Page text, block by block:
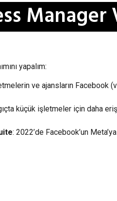
Manager
yapalım:
ve ajansların Facebook
küçük işletmeler için daha
: 2022’de Facebook’un